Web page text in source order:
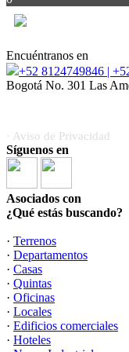
Encuéntranos en
+52 8124749846 |
Bogotá No. 301 Las
· Aviso de Privacidad
Síguenos en
Asociados con
¿Qué estás buscando?
· Terrenos
· Departamentos
· Casas
· Quintas
· Oficinas
· Locales
· Edificios comerciales
· Hoteles